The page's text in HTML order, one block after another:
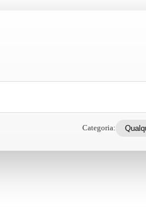
Categoria: